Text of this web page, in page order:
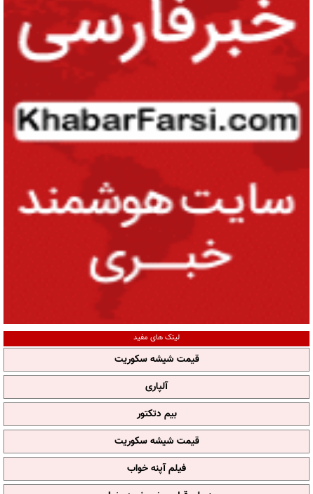
لینک های مفید
قیمت شیشه سکوریت
آلپاری
بیم دتکتور
قیمت شیشه سکوریت
فیلم آپنه خواب